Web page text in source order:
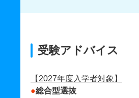
受験アドバイス
【2027年度入学者対象】
●総合型選抜